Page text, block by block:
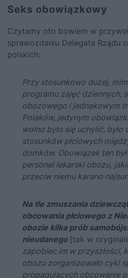
Seks obowiązkowy
Czytamy oto bowiem w
sprawozdaniu Delegata Rządu
polskich:
Przy stosunkowo dużej,
programu zajęć dziennych,
obozowego i jednakowym
Polaków, jedynym
wolno było się uchylić,
stosunków płciowych
domków. Obowiązek ten
personel lekarski obozu,
przeciw niemu karano
Na tle zmuszania
obcowania płciowego z
obozie kilka prób
nieudanego [tak w
zapobiec im w przyszłości,
obozu zorganizowało cykl
propagujących obcowanie